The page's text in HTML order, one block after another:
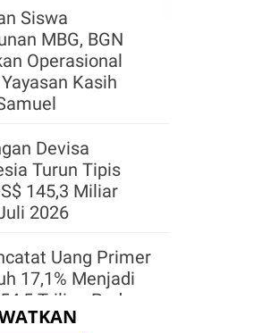
Siswa
MBG, BGN
Operasional
Kasih
Devisa
Turun Tipis
145,3 Miliar
2026
Uang Primer
17,1% Menjadi
Triliun Pada